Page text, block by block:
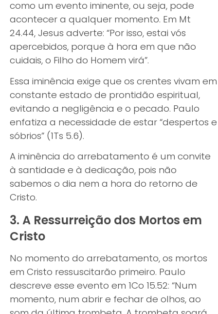
como um evento iminente, ou seja, pode
acontecer a qualquer momento. Em Mt
24.44, Jesus adverte: “Por isso, estai vós
apercebidos, porque à hora em que não
cuidais, o Filho do Homem virá”.
Essa iminência exige que os crentes vivam em
constante estado de prontidão espiritual,
evitando a negligência e o pecado. Paulo
enfatiza a necessidade de estar “despertos e
sóbrios” (1Ts 5.6).
A iminência do arrebatamento é um convite
à santidade e à dedicação, pois não
sabemos o dia nem a hora do retorno de
Cristo.
3. A Ressurreição dos Mortos em
Cristo
No momento do arrebatamento, os mortos
em Cristo ressuscitarão primeiro. Paulo
descreve esse evento em 1Co 15.52: “Num
momento, num abrir e fechar de olhos, ao